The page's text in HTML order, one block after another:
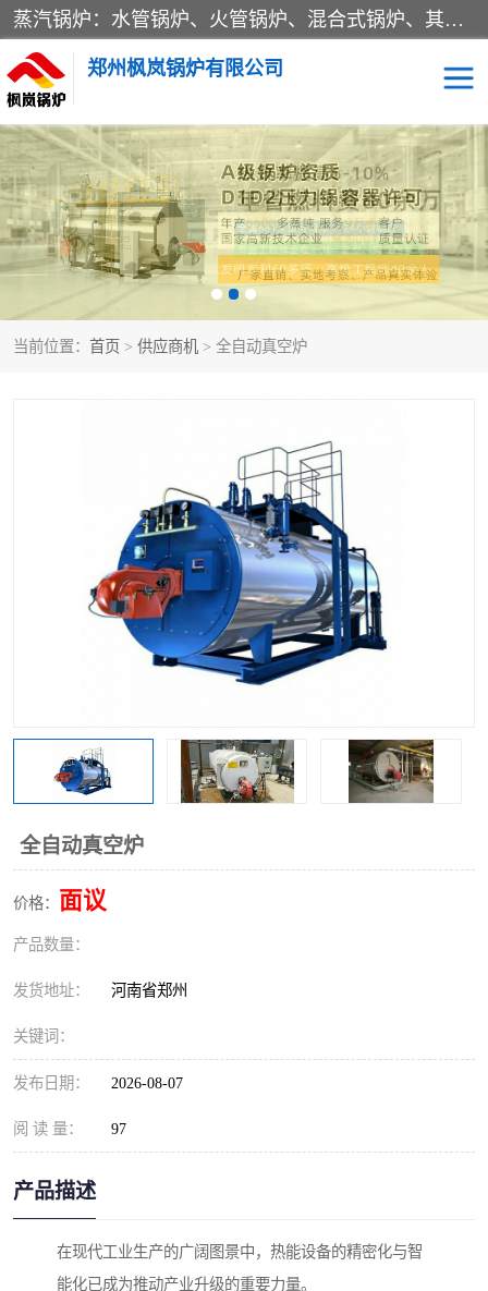
蒸汽锅炉：水管锅炉、火管锅炉、混合式锅炉、其他蒸汽锅炉； 热水锅炉：家用型集中供暖用热水锅炉、其他热水锅炉； 有机热载体锅炉； 船用蒸汽锅炉； （锅炉用辅助设备及装置）蒸汽冷凝器：表面冷凝器、混合式冷凝器、空冷式冷凝器、其他蒸汽冷凝器； 锅炉用辅助设备：节热器、蒸汽收集器、蓄能器、烟垢清除器、气体回收器、泥渣刮除器、空气预热器、其他锅炉用辅助设备；
郑州枫岚锅炉有限公司
当前位置： 首页 > 供应商机 > 全自动真空炉
全自动真空炉
价格： 面议
产品数量：
发货地址： 河南省郑州
关键词：
发布日期： 2026-08-07
阅 读 量： 97
产品描述
在现代工业生产的广阔图景中，热能设备的精密化与智
能化已成为推动产业升级的重要力量。